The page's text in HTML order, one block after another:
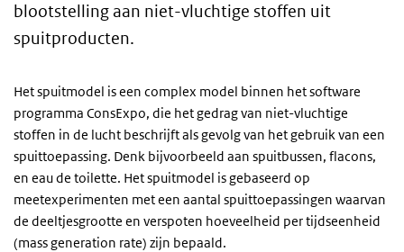
blootstelling aan niet-vluchtige stoffen uit
spuitproducten.
Het spuitmodel is een complex model binnen het software
programma ConsExpo, die het gedrag van niet-vluchtige
stoffen in de lucht beschrijft als gevolg van het gebruik van een
spuittoepassing. Denk bijvoorbeeld aan spuitbussen, flacons,
en eau de toilette. Het spuitmodel is gebaseerd op
meetexperimenten met een aantal spuittoepassingen waarvan
de deeltjesgrootte en verspoten hoeveelheid per tijdseenheid
(mass generation rate) zijn bepaald.